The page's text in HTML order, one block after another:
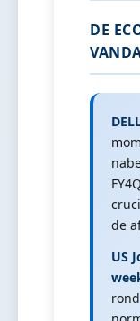
DE
de
US